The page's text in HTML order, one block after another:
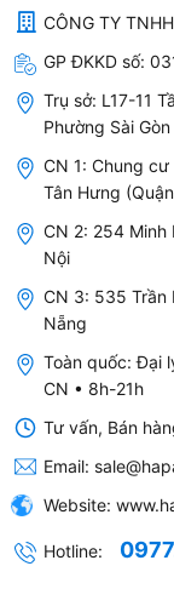
CÔNG TY
GP ĐKKD số:
Trụ sở: L17-11
Phường Sài
CN 1: Chung
Tân Hưng
CN 2: 254 Minh
Nội
CN 3: 535 Trần
Nẵng
Toàn quốc: Đại
CN • 8h-21h
Tư vấn, Bán
Email:
Website:
Hotline: